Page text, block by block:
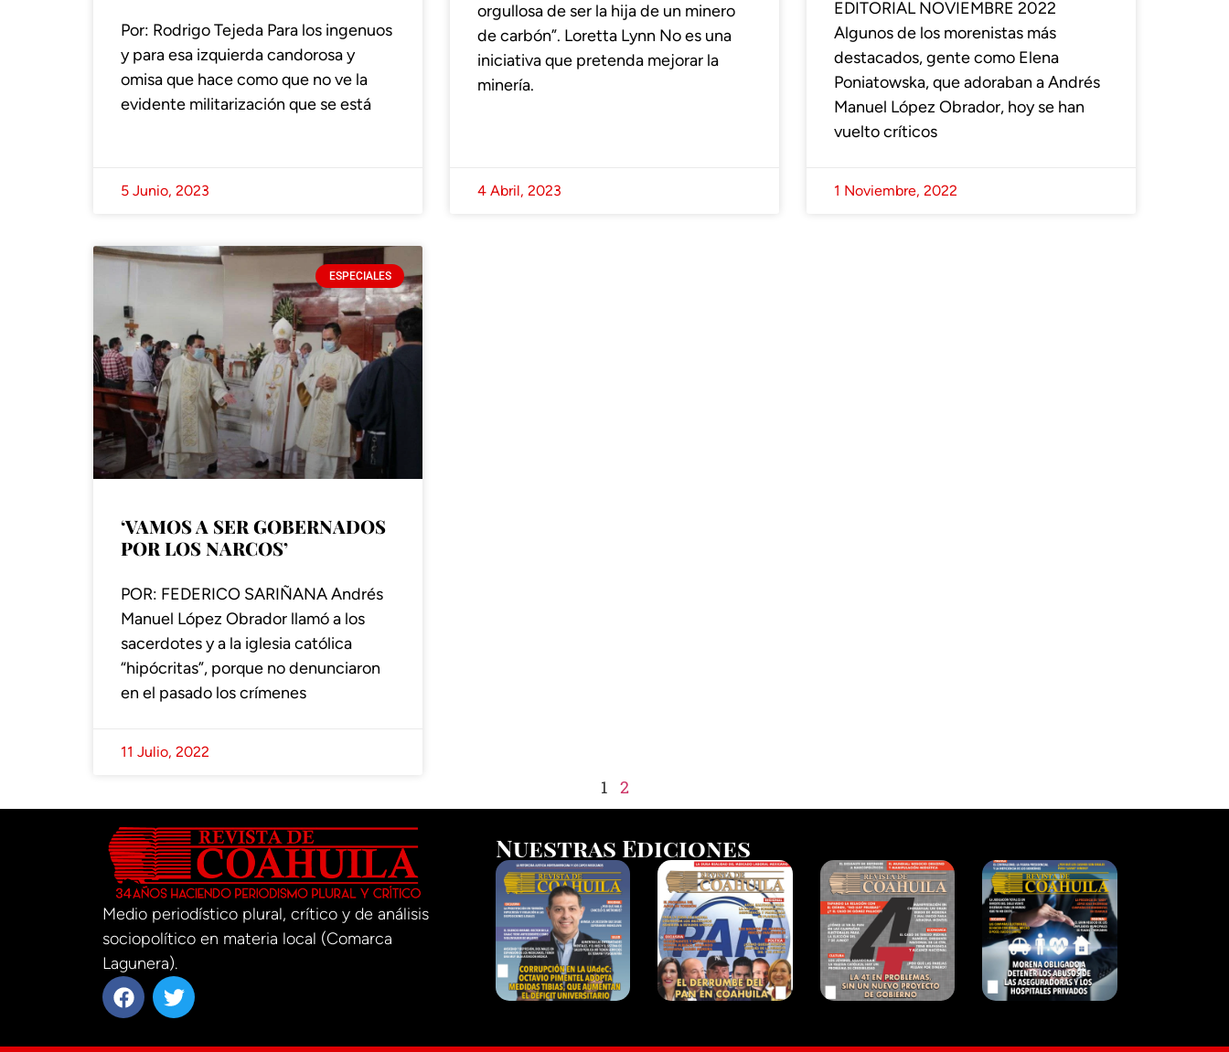
Por: Rodrigo Tejeda Para los ingenuos
y para esa izquierda candorosa y
omisa que hace como que no ve la
evidente militarización que se está
5 Junio, 2023
orgullosa de ser la hija de un minero
de carbón”. Loretta Lynn No es una
iniciativa que pretenda mejorar la
minería.
4 Abril, 2023
EDITORIAL NOVIEMBRE 2022
Algunos de los morenistas más
destacados, gente como Elena
Poniatowska, que adoraban a Andrés
Manuel López Obrador, hoy se han
vuelto críticos
1 Noviembre, 2022
ESPECIALES
‘VAMOS A SER GOBERNADOS
POR LOS NARCOS’
POR: FEDERICO SARIÑANA Andrés
Manuel López Obrador llamó a los
sacerdotes y a la iglesia católica
“hipócritas”, porque no denunciaron
en el pasado los crímenes
11 Julio, 2022
1 2
Medio periodístico plural, crítico y de análisis
sociopolítico en materia local (Comarca
Lagunera).
Nuestras Ediciones